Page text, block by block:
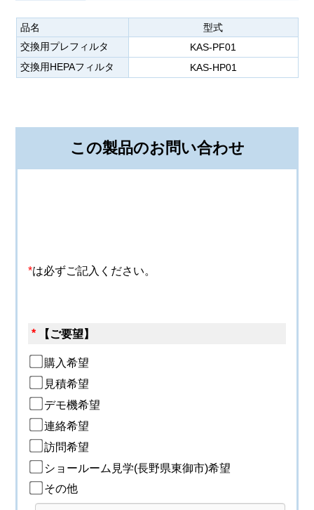
品名
型式
交換用プレフィルタ
KAS-PF01
交換用HEPAフィルタ
KAS-HP01
この製品のお問い合わせ
*は必ずご記入ください。
* 【ご要望】
購入希望
見積希望
デモ機希望
連絡希望
訪問希望
ショールーム見学(長野県東御市)希望
その他